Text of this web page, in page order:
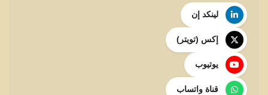
لينكد إن
إكس (تويتر)
يوتيوب
قناة واتساب